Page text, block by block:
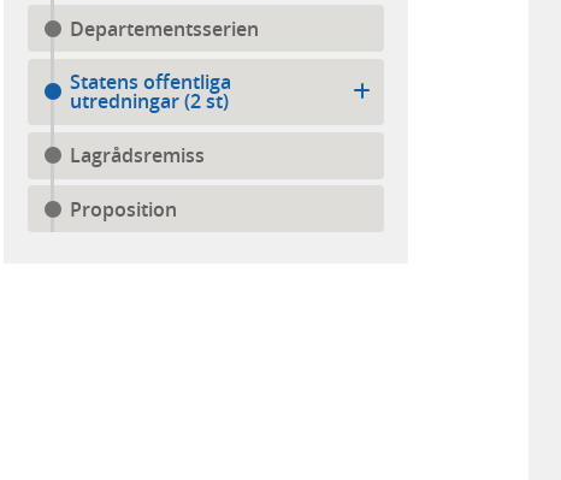
Departementsserien
Statens offentliga
utredningar (2 st)
Lagrådsremiss
Proposition